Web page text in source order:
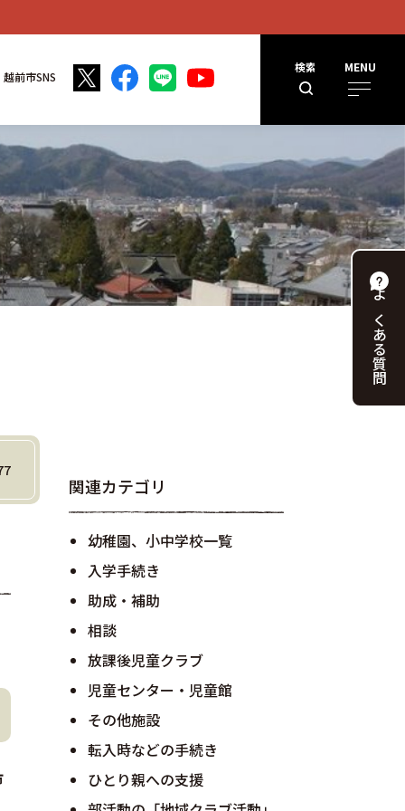
検索 MENU
越前市SNS
よくある
質問
関連カテゴリ
幼稚園、小中学校一覧
入学手続き
助成・補助
相談
放課後児童クラブ
児童センター・児童館
その他施設
転入時などの手続き
ひとり親への支援